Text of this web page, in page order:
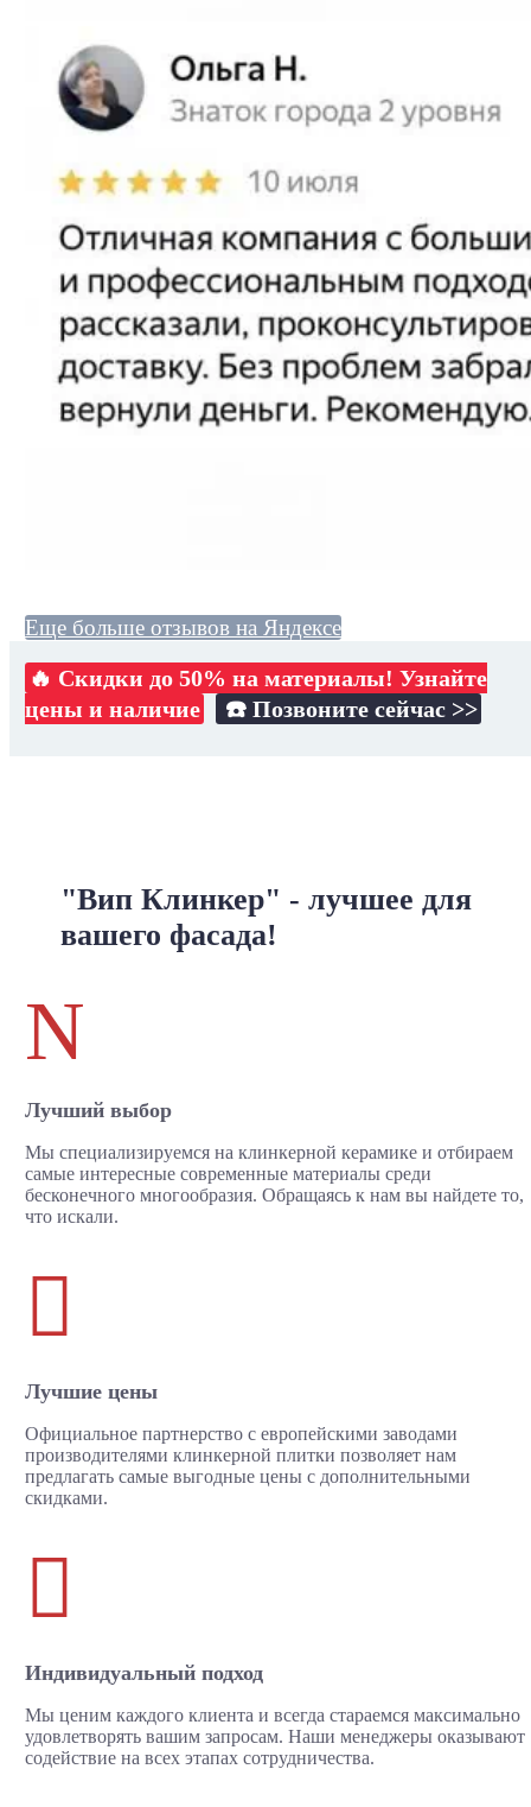
Еще больше отзывов на Яндексе
🔥 Скидки до 50% на материалы! Узнайте
цены и наличие
☎️ Позвоните сейчас >>
"Вип Клинкер" - лучшее для
вашего фасада!
N
Лучший выбор
Мы специализируемся на клинкерной керамике и отбираем
самые интересные современные материалы среди
бесконечного многообразия. Обращаясь к нам вы найдете то,
что искали.

Лучшие цены
Официальное партнерство с европейскими заводами
производителями клинкерной плитки позволяет нам
предлагать самые выгодные цены с дополнительными
скидками.

Индивидуальный подход
Мы ценим каждого клиента и всегда стараемся максимально
удовлетворять вашим запросам. Наши менеджеры оказывают
содействие на всех этапах сотрудничества.